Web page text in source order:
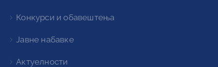
Конкурси и обавештења
Јавне набавке
Актуелности